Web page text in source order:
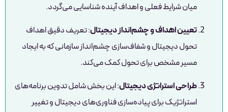
میان شرایط فعلی و اهداف آینده شناسایی می‌گردد.
تعیین اهداف و چشم‌انداز دیجیتال: تعریف دقیق اهداف
تحول دیجیتال و شفاف‌سازی چشم‌انداز سازمانی که به ایجاد
مسیر مشخص برای تحول کمک می‌کند.
طراحی استراتژی دیجیتال: این بخش شامل تدوین برنامه‌های
استراتژیک برای پیاده‌سازی فناوری‌های دیجیتال و تغییر